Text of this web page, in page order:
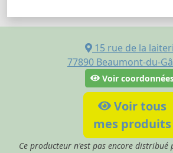
15 rue de la
77890 Beaumont-du-
Voir
Voir tous
mes produits
Ce producteur n'est pas encore